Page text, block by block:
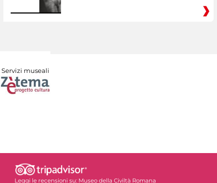
Servizi museali
Leggi le recensioni su: Museo della Civiltà Romana